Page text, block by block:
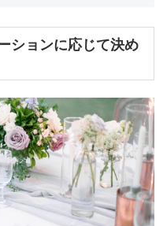
ションに応じて決め